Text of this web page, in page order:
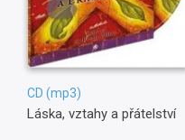
CD (mp3)
Láska, vztahy a přátelství